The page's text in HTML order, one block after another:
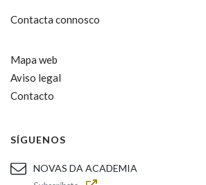
Contacta connosco
Mapa web
Aviso legal
Contacto
SÍGUENOS
NOVAS DA ACADEMIA